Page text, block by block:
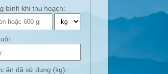
bình khi thu hoạch:
ăn đã sử dụng (kg):